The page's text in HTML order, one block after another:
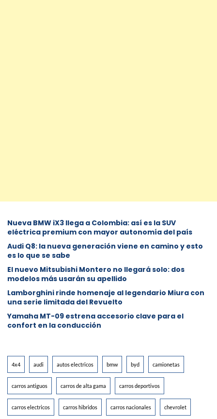
Nueva BMW iX3 llega a Colombia: así es la SUV
eléctrica premium con mayor autonomía del país
Audi Q8: la nueva generación viene en camino y esto
es lo que se sabe
⁠El nuevo Mitsubishi Montero no llegará solo: dos
modelos más usarán su apellido
Lamborghini rinde homenaje al legendario Miura con
una serie limitada del Revuelto
Yamaha MT-09 estrena accesorio clave para el
confort en la conducción
4x4 audi autos electricos bmw byd camionetas
carros antiguos carros de alta gama carros deportivos
carros electricos carros hibridos carros nacionales chevrolet